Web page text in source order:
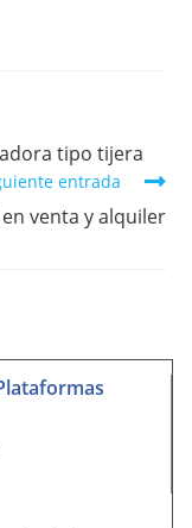
tipo tijera
entrada
venta y alquiler